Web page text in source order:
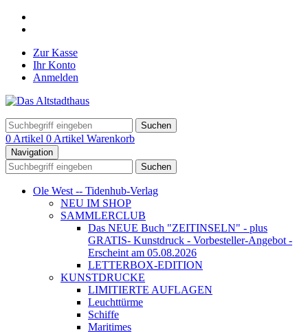
Zur Kasse
Ihr Konto
Anmelden
Suchen
0 Artikel 0 Artikel Warenkorb
Navigation
Suchen
Ole West -- Tidenhub-Verlag
NEU IM SHOP
SAMMLERCLUB
Das NEUE Buch "ZEITINSELN" - plus
GRATIS- Kunstdruck - Vorbesteller-Angebot -
Erscheint am 05.08.2026
LETTERBOX-EDITION
KUNSTDRUCKE
LIMITIERTE AUFLAGEN
Leuchttürme
Schiffe
Maritimes